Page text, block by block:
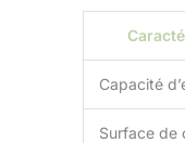
Capacité
Surface de